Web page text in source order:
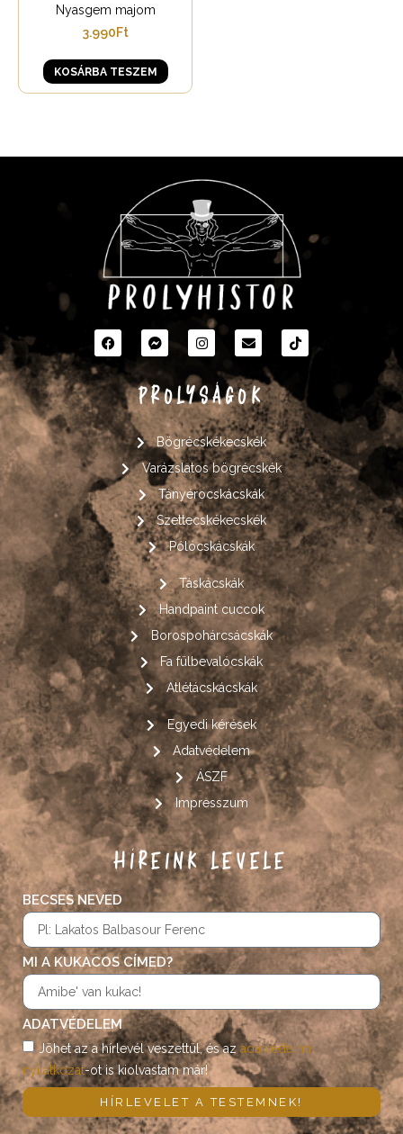
Nyasgem majom
3.990Ft
KOSÁRBA TESZEM
PROLYSÁGOK
Bögrécskékecskék
Varázslatos bögrécskék
Tányérocskácskák
Szettecskékecskék
Pólócskácskák
Táskácskák
Handpaint cuccok
Borospohárcsácskák
Fa fülbevalócskák
Atlétácskácskák
Egyedi kérések
Adatvédelem
ÁSZF
Impresszum
HÍREINK LEVELE
BECSES NEVED
MI A KUKACOS CÍMED?
ADATVÉDELEM
Jöhet az a hírlevél veszettül, és azadatvédelmi
nyilatkozat-ot is kiolvastam már!
HÍRLEVELET A TESTEMNEK!